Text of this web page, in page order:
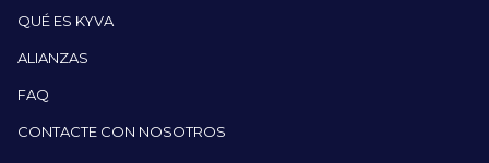
QUÉ ES KYVA
ALIANZAS
FAQ
CONTACTE CON NOSOTROS